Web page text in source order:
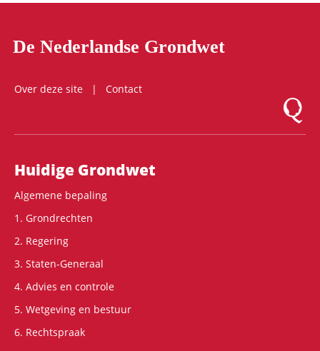
De Nederlandse Grondwet
Over deze site
Contact
Logo
Hoofdnavigatie
Huidige Grondwet
Algemene bepaling
1. Grondrechten
2. Regering
3. Staten-Generaal
4. Advies en controle
5. Wetgeving en bestuur
6. Rechtspraak